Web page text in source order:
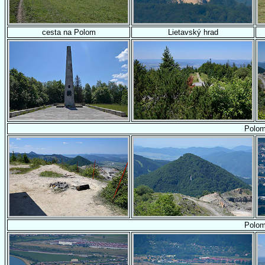
cesta na Polom Lietavský hrad